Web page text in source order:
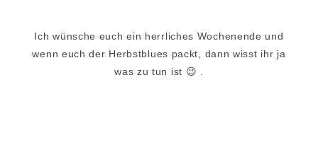
Ich wünsche euch ein herrliches Wochenende und
wenn euch der Herbstblues packt, dann wisst ihr ja
was zu tun ist 😉 .